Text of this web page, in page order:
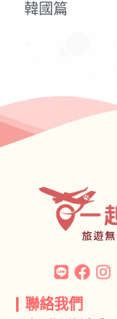
韓國篇
聯絡我們